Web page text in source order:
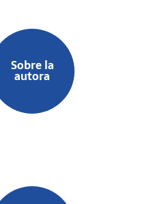
Sobre la
autora